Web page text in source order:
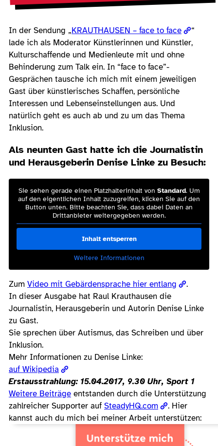
In der Sendung „KRAUTHAUSEN – face to face
“
lade ich als Moderator Künstlerinnen und Künstler,
Kulturschaffende und Medienleute mit und ohne
Behinderung zum Talk ein. In “face to face”-
Gesprächen tausche ich mich mit einem jeweiligen
Gast über künstlerisches Schaffen, persönliche
Interessen und Lebenseinstellungen aus. Und
natürlich geht es auch ab und zu um das Thema
Inklusion.
Als neunten Gast hatte ich die Journalistin
und Herausgeberin Denise Linke zu Besuch:
Sie sehen gerade einen Platzhalterinhalt von Standard. Um
auf den eigentlichen Inhalt zuzugreifen, klicken Sie auf den
Button unten. Bitte beachten Sie, dass dabei Daten an
Drittanbieter weitergegeben werden.
Inhalt entsperren
Weitere Informationen
Zum Video mit Gebärdensprache hier entlang
.
In dieser Ausgabe hat Raul Krauthausen die
Journalistin, Herausgeberin und Autorin Denise Linke
zu Gast.
Sie sprechen über Autismus, das Schreiben und über
Inklusion.
Mehr Informationen zu Denise Linke:
auf Wikipedia
Erstausstrahlung: 15.04.2017, 9.30 Uhr, Sport 1
Weitere Beiträge entstanden durch die Unterstützung
zahlreicher Supporter auf SteadyHQ.com
. Hier
kannst auch du mich bei meiner Arbeit unterstützen: